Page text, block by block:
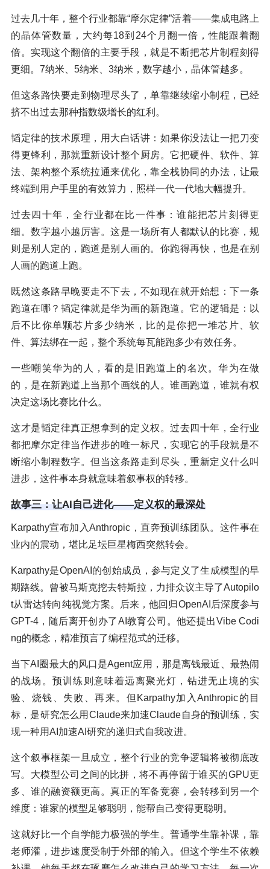
过去几十年，整个行业都靠“摩尔定律”活着——集成电路上
的晶体管数量，大约每18到24个月翻一倍，性能跟着翻
倍。实现这个翻倍的主要手段，就是不断把芯片制程刻得
更细。7纳米、5纳米、3纳米，数字越小，晶体管越多。
但这条路快要走到物理尽头了，单靠继续缩小制程，已经
挤不出过去那种指数级增长的红利。
韬定律的技术原理，用大白话讲：如果你没法让一把刀变
得更锋利，那就重新设计整个厨房。它把硬件、软件、算
法、架构整个系统拉通来优化，靠全栈协同的办法，让最
终端到用户手里的有效算力，照样一代一代地大幅提升。
过去四十年，全行业都在比一件事：谁能把芯片刻得更
细。数字越小越厉害。这是一场所有人都默认的比赛，规
则是别人定的，跑道是别人画的。你跑得再快，也是在别
人画的跑道上跑。
既然这条路早晚要走不下去，不如现在就开始想：下一条
跑道在哪？韬定律就是华为画的新跑道。它的逻辑是：以
后不比你单颗芯片多少纳米，比的是你把一堆芯片、软
件、算法绑在一起，整个系统每瓦能跑多少有效任务。
一些嘲笑华为的人，看的是旧跑道上的名次。华为在做
的，是在新跑道上当那个画线的人。谁画跑道，谁就有权
决定这场比赛比什么。
这才是韬定律真正想拿到的定义权。过去四十年，全行业
都把摩尔定律当作进步的唯一标尺，实现它的手段就是不
断缩小制程数字。但当这条路走到尽头，重新定义什么叫
进步，这件事本身就意味着叙事权的转移。
故事三：让AI自己进化——定义权的最深处
Karpathy宣布加入Anthropic，直奔预训练团队。这件事在
业内的震动，堪比足坛巨星梅西突然转会。
Karpathy是OpenAI的创始成员，参与定义了生成模型的早
期路线。曾被马斯克挖去特斯拉，力排众议主导了Autopilo
t从雷达转向纯视觉方案。后来，他回归OpenAI后深度参与
GPT-4，随后离开创办了AI教育公司。他还提出Vibe Codi
ng的概念，精准预言了编程范式的迁移。
当下AI圈最大的风口是Agent应用，那是离钱最近、最热闹
的战场。预训练则意味着远离聚光灯，钻进无止境的实
验、烧钱、失败、再来。但Karpathy加入Anthropic的目
标，是研究怎么用Claude来加速Claude自身的预训练，实
现一种用AI加速AI研究的递归式自我改进。
这个叙事框架一旦成立，整个行业的竞争逻辑将被彻底改
写。大模型公司之间的比拼，将不再停留于谁买的GPU更
多、谁的融资额更高。真正的军备竞赛，会转移到另一个
维度：谁家的模型足够聪明，能帮自己变得更聪明。
这就好比一个自学能力极强的学生。普通学生靠补课，靠
老师灌，进步速度受制于外部的输入。但这个学生不依赖